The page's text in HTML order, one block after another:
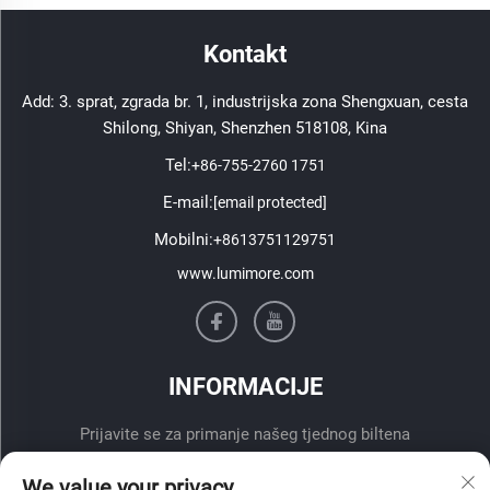
Kontakt
Add: 3. sprat, zgrada br. 1, industrijska zona Shengxuan, cesta
Shilong, Shiyan, Shenzhen 518108, Kina
Tel:+86-755-2760 1751
E-mail:[email protected]
Mobilni:+8613751129751
www.lumimore.com
INFORMACIJE
Prijavite se za primanje našeg tjednog biltena